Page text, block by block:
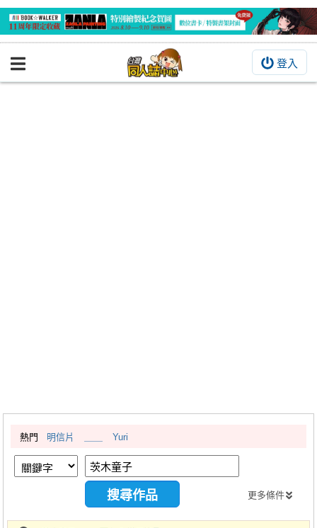
登入
BOOKY書集倉庫
繪圖藝廊
交流中心
攤位轉讓區
會員中心
熱門 明信片 Yuri
更多條件